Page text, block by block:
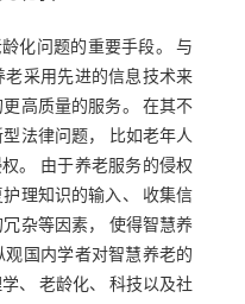
化问题的重要手段。 与
采用先进的信息技术来
高质量的服务。 在其不
法律问题， 比如老年人
。 由于养老服务的侵权
理知识的输入、 收集信
杂等因素， 使得智慧养
国内学者对智慧养老的
、 老龄化、 科技以及社